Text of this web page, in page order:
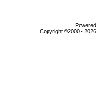
Copyright ©2000 -